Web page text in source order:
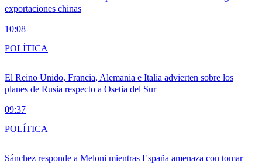
exportaciones chinas
10:08
El Reino Unido, Francia, Alemania e Italia advierten sobre los
planes de Rusia respecto a Osetia del Sur
09:37
POLÍTICA
Sánchez responde a Meloni mientras España amenaza con tomar
POLÍTICA